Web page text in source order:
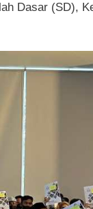
Dasar (SD),